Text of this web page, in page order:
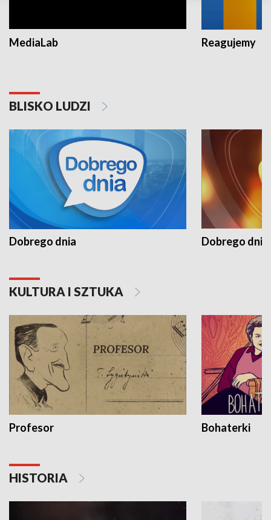
MediaLab Reagujemy
BLISKO LUDZI
Dobrego dnia Dobrego dnia
KULTURA I SZTUKA
Profesor Bohaterki
HISTORIA